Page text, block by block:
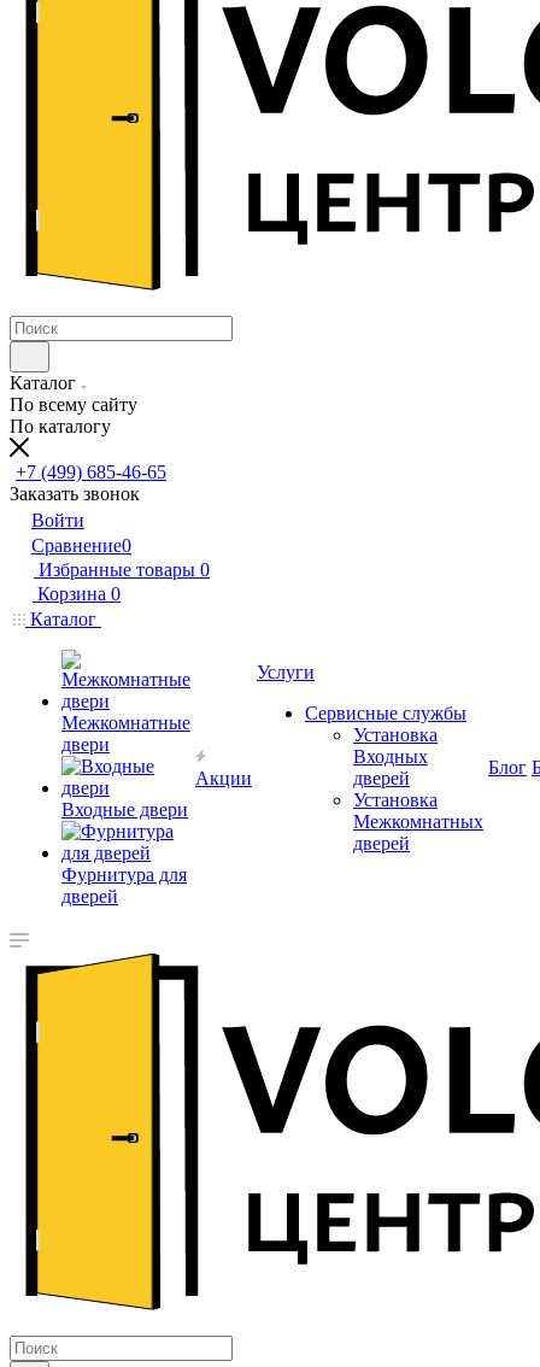
Каталог
По всему сайту
По каталогу
+7 (499) 685-46-65
Заказать звонок
Войти
Сравнение0
Избранные товары 0
Корзина 0
Каталог
Межкомнатные
двери
Входные двери
Фурнитура для
дверей
Акции
Услуги
Сервисные службы
Установка
Входных
дверей
Установка
Межкомнатных
дверей
Блог